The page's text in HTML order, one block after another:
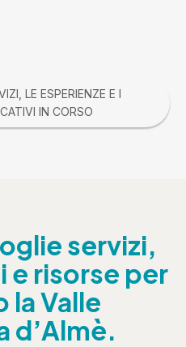
LE ESPERIENZE E I
IN CORSO
servizi,
e risorse per
la Valle
d’Almè.